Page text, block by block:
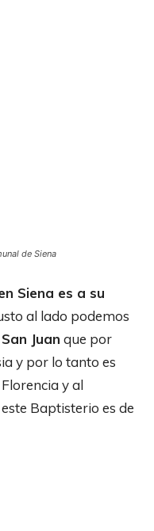
de Siena
Siena es a su
al lado podemos
Juan que por
y por lo tanto es
y al
Baptisterio es de